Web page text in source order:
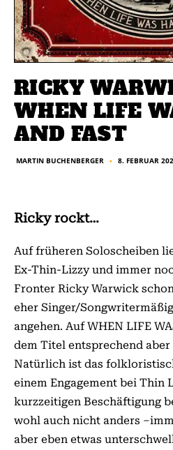
RICKY
WHEN LIFE
AND FAST
MARTIN BUCHENBERGER ■ 8. FEBRUAR
Ricky rockt…
Auf früheren Soloscheiben
Ex­-Thin-­Lizzy und immer
Fronter Ricky Warwick
eher Singer/
angehen. Auf WHEN LIFE
dem Titel entsprechend
Natürlich ist das
einem Engagement bei Thin
kurzzeitigen Beschäftigung
wohl auch nicht anders
aber eben etwas